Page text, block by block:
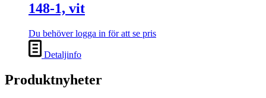
148-1, vit
Du behöver logga in för att se pris
Detaljinfo
Produktnyheter